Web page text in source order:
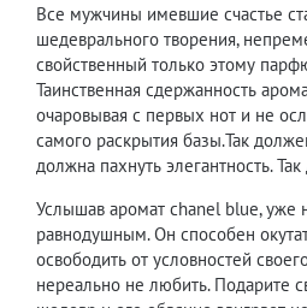
Все мужчины имевшие счастье
шедеврального творения,
свойственный только этому
Таинственная сдержанность
очаровывая с первых нот и не
самого раскрытия базы.Так
должна пахнуть элегантность.
Услышав аромат chanel blue, уже
равнодушным. Он способен
освободить от условностей
нереально не любить. Подарите